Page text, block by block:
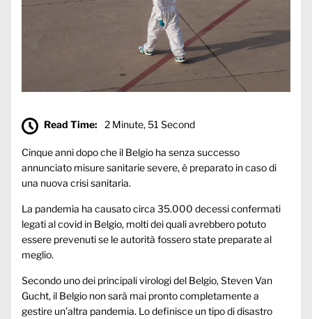
Read Time: 2 Minute, 51 Second
Cinque anni dopo che il Belgio ha senza successo
annunciato misure sanitarie severe, è preparato in caso di
una nuova crisi sanitaria.
La pandemia ha causato circa 35.000 decessi confermati
legati al covid in Belgio, molti dei quali avrebbero potuto
essere prevenuti se le autorità fossero state preparate al
meglio.
Secondo uno dei principali virologi del Belgio, Steven Van
Gucht, il Belgio non sarà mai pronto completamente a
gestire un’altra pandemia. Lo definisce un tipo di disastro